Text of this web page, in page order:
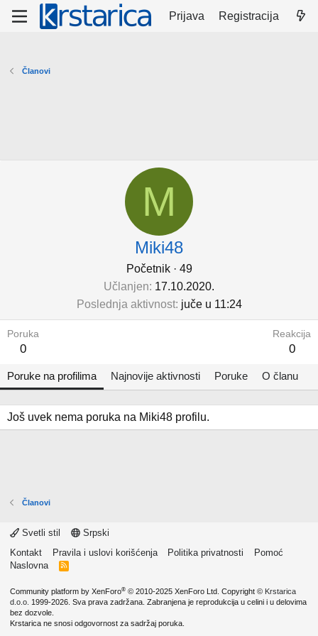
Prijava Registracija
Članovi
M
Miki48
Početnik · 49
Učlanjen 17.10.2020.
Poslednja aktivnost juče u 11:24
Poruka
0
Reakcija
0
Poruke na profilima Najnovije aktivnosti Poruke O članu
Još uvek nema poruka na Miki48 profilu.
Članovi
Svetli stil
Srpski
Kontakt
Pravila i uslovi korišćenja Politika privatnosti
Pomoć
Naslovna
R
Community platform by XenForo® © 2010-2025 XenForo Ltd. Copyright © Krstarica
d.o.o. 1999-2026. Sva prava zadržana. Zabranjena je reprodukcija u celini i u delovima
bez dozvole.
Krstarica ne snosi odgovornost za sadržaj poruka.